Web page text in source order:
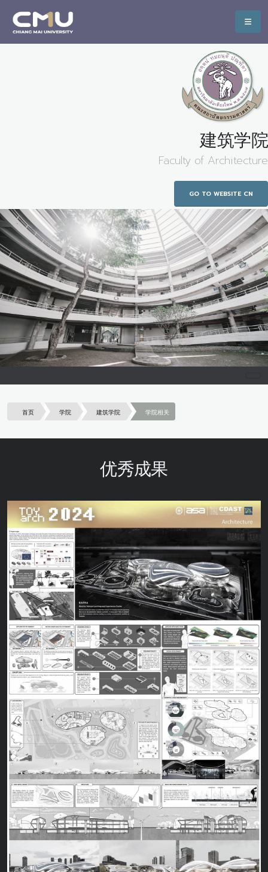
建筑学院
Faculty of Architecture
GO TO WEBSITE CN
首页 学院 建筑学院 学院相关
优秀成果